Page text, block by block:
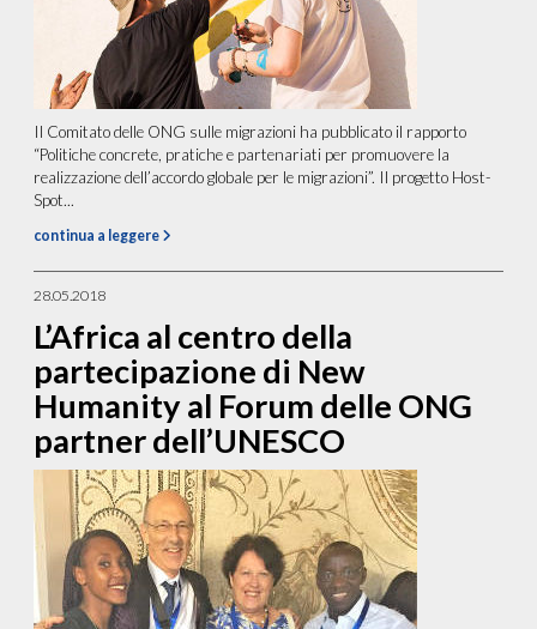
Il Comitato delle ONG sulle migrazioni ha pubblicato il rapporto
“Politiche concrete, pratiche e partenariati per promuovere la
realizzazione dell’accordo globale per le migrazioni”. Il progetto Host-
Spot...
continua a leggere
28.05.2018
L’Africa al centro della
partecipazione di New
Humanity al Forum delle ONG
partner dell’UNESCO